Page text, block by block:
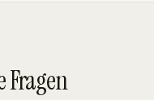
Fragen